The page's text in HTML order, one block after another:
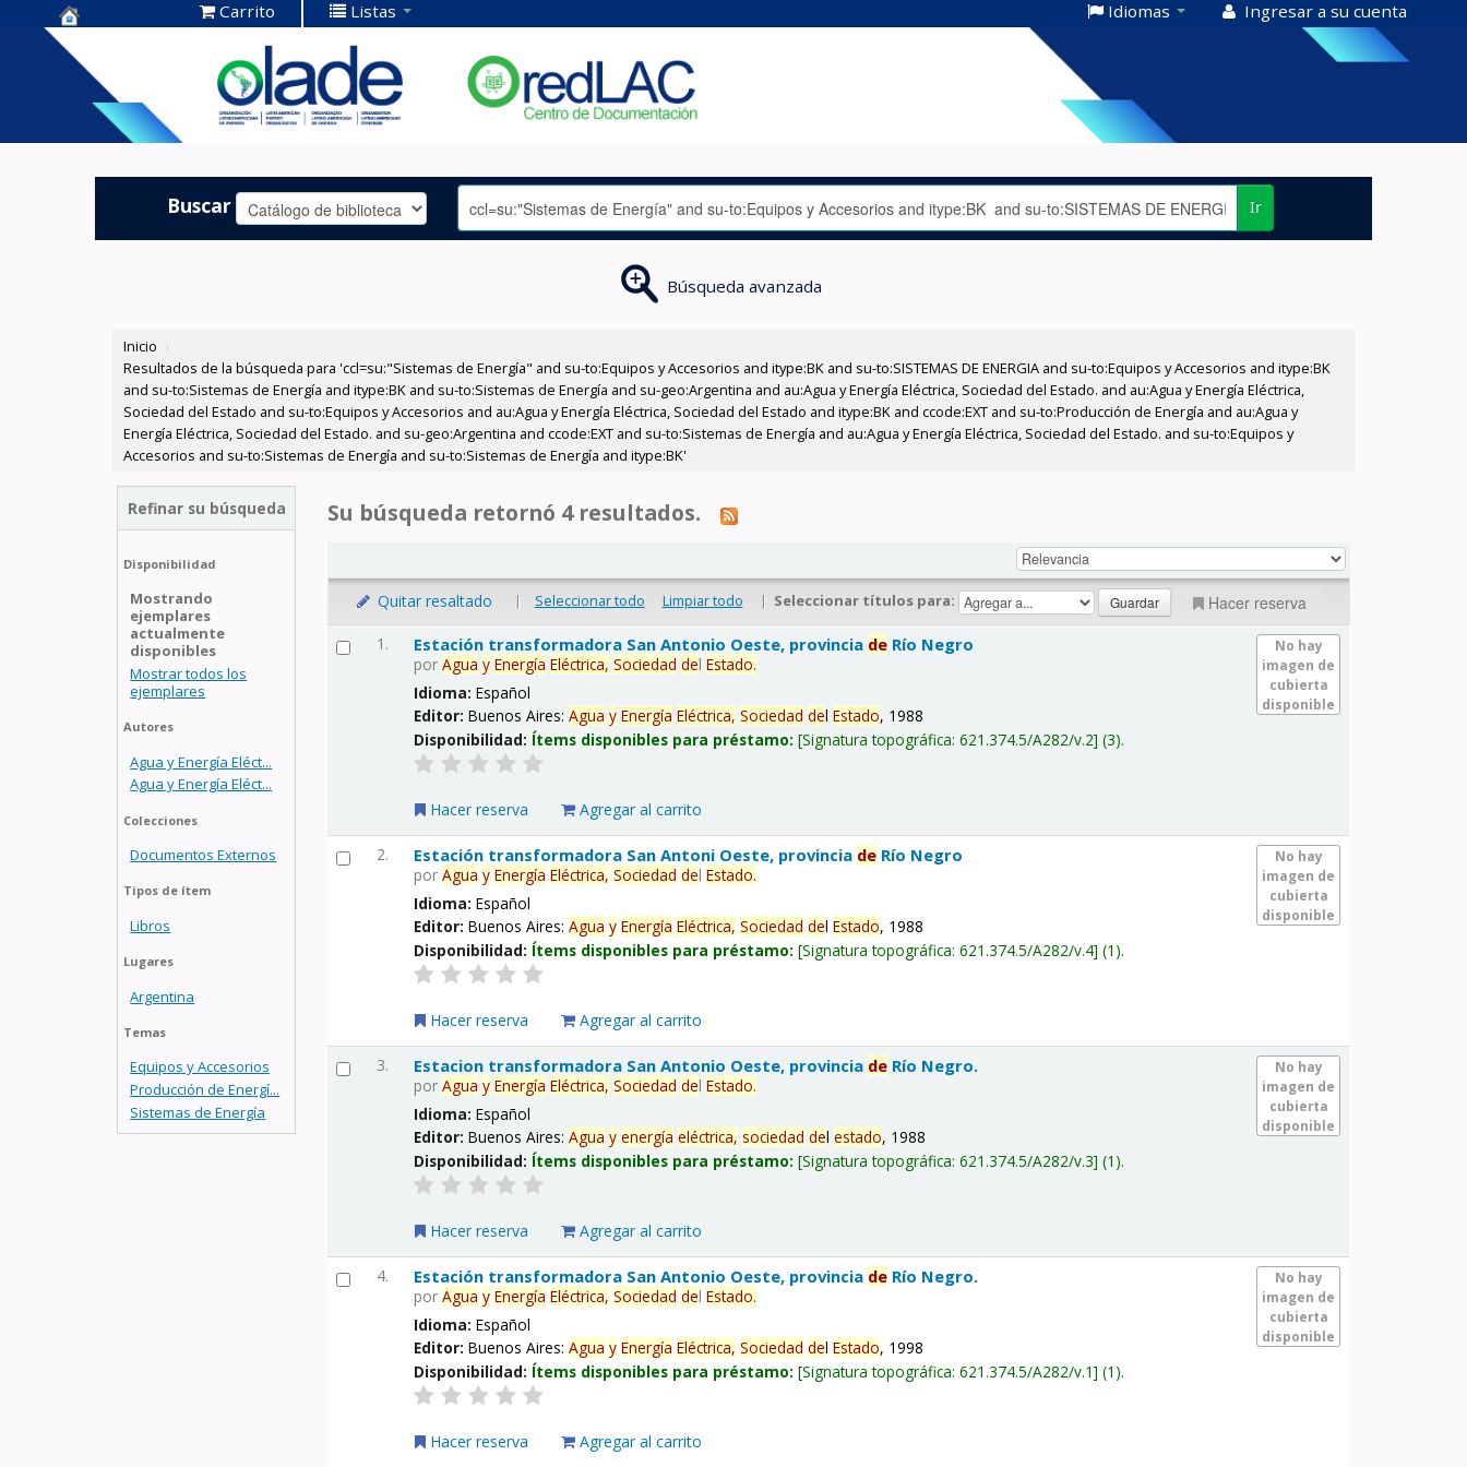
Centro de
Documentación
OLADE -
Carrito Listas Idiomas Ingresar a su cuenta
Buscar Ir
Búsqueda avanzada
Inicio ›
Resultados de la búsqueda para 'ccl=su:"Sistemas de Energía" and su-to:Equipos y Accesorios and itype:BK and su-to:SISTEMAS DE ENERGIA and su-to:Equipos y Accesorios and itype:BK
and su-to:Sistemas de Energía and itype:BK and su-to:Sistemas de Energía and su-geo:Argentina and au:Agua y Energía Eléctrica, Sociedad del Estado. and au:Agua y Energía Eléctrica,
Sociedad del Estado and su-to:Equipos y Accesorios and au:Agua y Energía Eléctrica, Sociedad del Estado and itype:BK and ccode:EXT and su-to:Producción de Energía and au:Agua y
Energía Eléctrica, Sociedad del Estado. and su-geo:Argentina and ccode:EXT and su-to:Sistemas de Energía and au:Agua y Energía Eléctrica, Sociedad del Estado. and su-to:Equipos y
Accesorios and su-to:Sistemas de Energía and su-to:Sistemas de Energía and itype:BK'
Refinar su búsqueda
Disponibilidad
Mostrando
ejemplares
actualmente
disponibles
Mostrar todos los
ejemplares
Autores
Agua y Energía Eléct...
Agua y Energía Eléct...
Colecciones
Documentos Externos
Tipos de ítem
Libros
Lugares
Argentina
Temas
Equipos y Accesorios
Producción de Energí...
Sistemas de Energía
Su búsqueda retornó 4 resultados.
Quitar resaltado | Seleccionar todo Limpiar todo | Seleccionar títulos para: Hacer reserva
1.
No hay
imagen de
cubierta
disponible
Estación transformadora San Antonio Oeste, provincia de Río Negro
porAgua y Energía Eléctrica, Sociedad delEstado.
Idioma:Español
Editor:Buenos Aires:Agua y Energía Eléctrica, Sociedad delEstado, 1988
Disponibilidad: Ítems disponibles para préstamo: Signatura topográfica:621.374.5/A282/v.2 (3).
Hacer reserva Agregar al carrito
2.
No hay
imagen de
cubierta
disponible
Estación transformadora San Antoni Oeste, provincia de Río Negro
porAgua y Energía Eléctrica, Sociedad delEstado.
Idioma:Español
Editor:Buenos Aires:Agua y Energía Eléctrica, Sociedad delEstado, 1988
Disponibilidad: Ítems disponibles para préstamo: Signatura topográfica:621.374.5/A282/v.4 (1).
Hacer reserva Agregar al carrito
3.
No hay
imagen de
cubierta
disponible
Estacion transformadora San Antonio Oeste, provincia de Río Negro.
porAgua y Energía Eléctrica, Sociedad delEstado.
Idioma:Español
Editor:Buenos Aires:Agua y energía eléctrica, sociedad delestado, 1988
Disponibilidad: Ítems disponibles para préstamo: Signatura topográfica:621.374.5/A282/v.3 (1).
Hacer reserva Agregar al carrito
4.
No hay
imagen de
cubierta
disponible
Estación transformadora San Antonio Oeste, provincia de Río Negro.
porAgua y Energía Eléctrica, Sociedad delEstado.
Idioma:Español
Editor:Buenos Aires:Agua y Energía Eléctrica, Sociedad delEstado, 1998
Disponibilidad: Ítems disponibles para préstamo: Signatura topográfica:621.374.5/A282/v.1 (1).
Hacer reserva Agregar al carrito